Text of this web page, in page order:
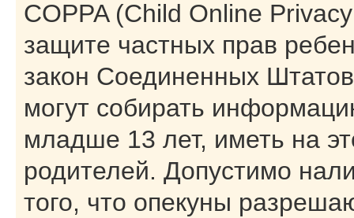
COPPA (Child Online
защите частных прав
закон Соединенных
могут собирать
младше 13 лет, иметь на
родителей. Допустимо
того, что опекуны